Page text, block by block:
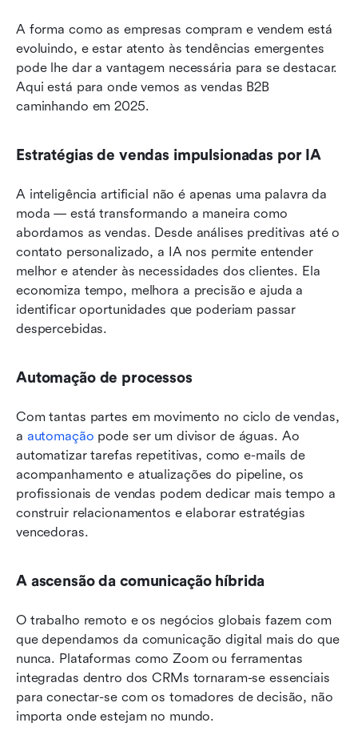
A forma como as empresas compram e vendem está
evoluindo, e estar atento às tendências emergentes
pode lhe dar a vantagem necessária para se destacar.
Aqui está para onde vemos as vendas B2B
caminhando em 2025.
Estratégias de vendas impulsionadas por IA
A inteligência artificial não é apenas uma palavra da
moda — está transformando a maneira como
abordamos as vendas. Desde análises preditivas até o
contato personalizado, a IA nos permite entender
melhor e atender às necessidades dos clientes. Ela
economiza tempo, melhora a precisão e ajuda a
identificar oportunidades que poderiam passar
despercebidas.
Automação de processos
Com tantas partes em movimento no ciclo de vendas,
a automação pode ser um divisor de águas. Ao
automatizar tarefas repetitivas, como e-mails de
acompanhamento e atualizações do pipeline, os
profissionais de vendas podem dedicar mais tempo a
construir relacionamentos e elaborar estratégias
vencedoras.
A ascensão da comunicação híbrida
O trabalho remoto e os negócios globais fazem com
que dependamos da comunicação digital mais do que
nunca. Plataformas como Zoom ou ferramentas
integradas dentro dos CRMs tornaram-se essenciais
para conectar-se com os tomadores de decisão, não
importa onde estejam no mundo.